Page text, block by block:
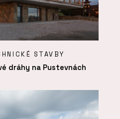
STAVBY
dráhy na Pustevnách